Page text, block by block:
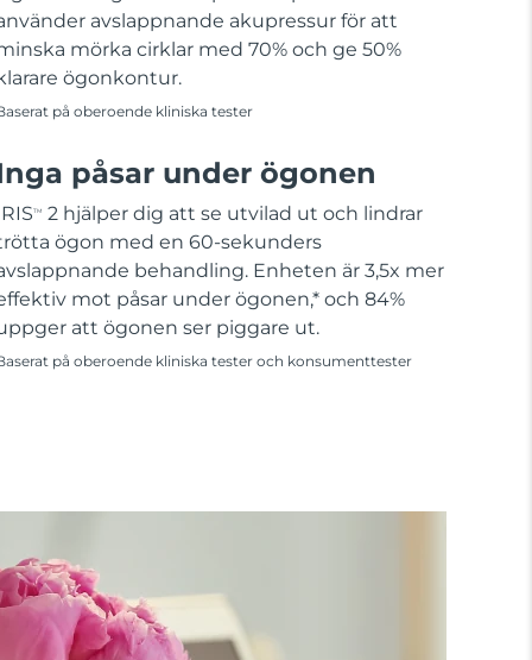
avslappnande akupressur för att
mörka cirklar med 70% och ge 50%
ögonkontur.
på oberoende kliniska tester
påsar under ögonen
TM
2 hjälper dig att se utvilad ut och lindrar
ögon med en 60-sekunders
behandling. Enheten är 3,5x mer
mot påsar under ögonen,* och 84%
att ögonen ser piggare ut.
på oberoende kliniska tester och konsumenttester